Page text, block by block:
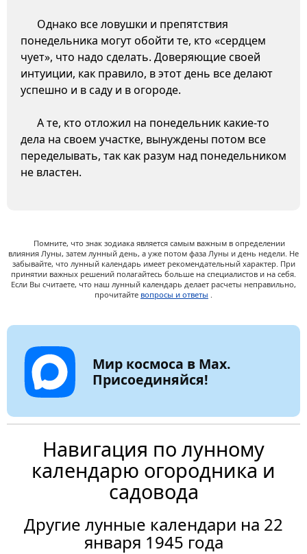
Однако все ловушки и препятствия
понедельника могут обойти те, кто «сердцем
чует», что надо сделать. Доверяющие своей
интуиции, как правило, в этот день все делают
успешно и в саду и в огороде.
А те, кто отложил на понедельник какие-то
дела на своем участке, вынуждены потом все
переделывать, так как разум над понедельником
не властен.
Помните, что знак зодиака является самым важным в определении
влияния Луны, затем лунный день, а уже потом фаза Луны и день недели. Не
забывайте, что лунный календарь имеет рекомендательный характер. При
принятии важных решений полагайтесь больше на специалистов и на себя.
Если Вы считаете, что наш лунный календарь делает расчеты неправильно,
прочитайте вопросы и ответы .
Мир космоса в Max.
Присоединяйся!
Навигация по лунному
календарю огородника и
садовода
Другие лунные календари на 22
января 1945 года